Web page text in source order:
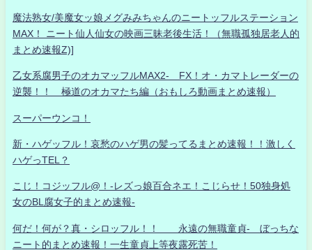
魔法熟女/美魔女ッ娘メグみみちゃんのニートッフルステーション
MAX！ ニート仙人仙女の映画三昧老後生活！（無職孤独居老人的
まとめ速報Z)]
乙女系腐男子のオカマッフルMAX2- FX！オ・カマトレーダーの
逆襲！！ 極道のオカマたち編（おもしろ動画まとめ速報）
スーパーウンコ！
新・ハゲッフル！哀愁のハゲ男の髪ってるまとめ速報！！激しく
ハゲっTEL？
こじ！コジッフル@！-レズっ娘百合ネエ！こじらせ！50独身処
女のBL腐女子的まとめ速報-
何だ！何が？真・シロッフル！！ 永遠の無職童貞- ぼっちな
ニート的まとめ速報！一生童貞上等夜露死苦！